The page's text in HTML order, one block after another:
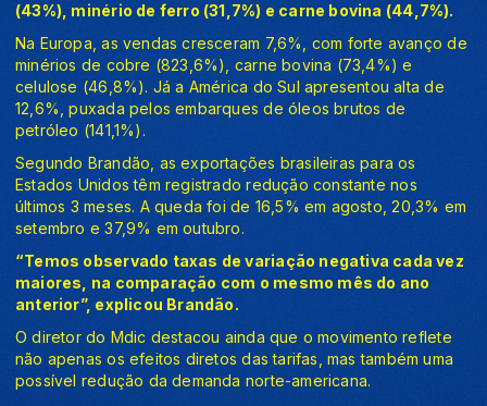
(43%), minério de ferro (31,7%) e carne bovina (44,7%).
Na Europa, as vendas cresceram 7,6%, com forte avanço de
minérios de cobre (823,6%), carne bovina (73,4%) e
celulose (46,8%). Já a América do Sul apresentou alta de
12,6%, puxada pelos embarques de óleos brutos de
petróleo (141,1%).
Segundo Brandão, as exportações brasileiras para os
Estados Unidos têm registrado redução constante nos
últimos 3 meses. A queda foi de 16,5% em agosto, 20,3% em
setembro e 37,9% em outubro.
“Temos observado taxas de variação negativa cada vez
maiores, na comparação com o mesmo mês do ano
anterior”, explicou Brandão.
O diretor do Mdic destacou ainda que o movimento reflete
não apenas os efeitos diretos das tarifas, mas também uma
possível redução da demanda norte-americana.